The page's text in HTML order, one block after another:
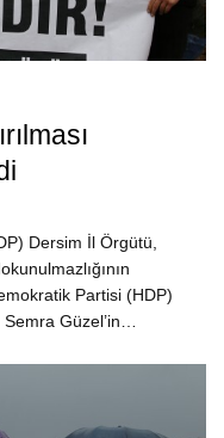
Dersim İl Örgütü,
Partisi (HDP)
Güzel’in…